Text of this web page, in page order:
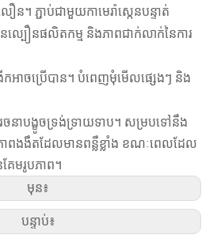
។ ភ្ជាប់ជាមួយកាមេរ៉ាស្កេនបន្ទាត់
ល្បឿនផលិតកម្ម និងភាពជាក់លាក់នៃការ
អាចប្រើបាន។ បំពេញមុំមើលផ្សេងៗ និង
ចនាបង្ខូចទ្រង់ទ្រាយទាប។ សម្របទៅនឹង
ពងងឹតដែលមានពន្លឺខ្លាំង ខណៈពេលដែល
គែមរូបភាព។
មុន៖
បន្ទាប់៖